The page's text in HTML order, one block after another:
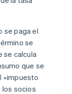
se paga el
se
se calcula
que se
«impuesto
los socios